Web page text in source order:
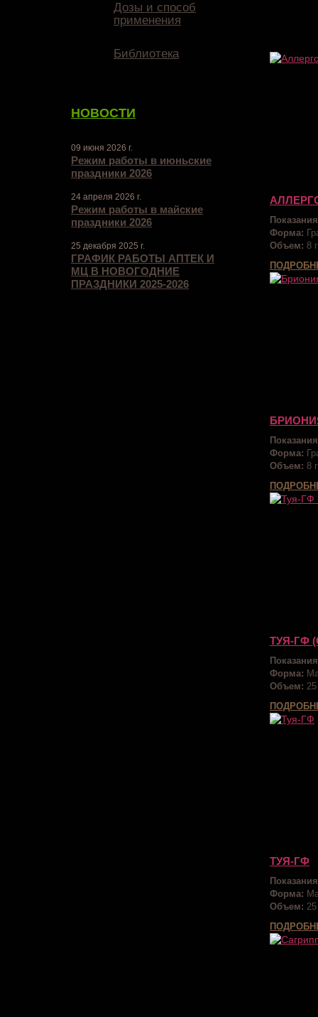
Форма:
Объем: 8 г
Форма:
Объем: 8 г
ТУЯ-ГФ
Форма:
Объем:
ТУЯ-ГФ
Форма:
Объем:
Дозы и способ
применения
Библиотека
НОВОСТИ
09 июня 2026 г.
Режим работы в июньские
праздники 2026
24 апреля 2026 г.
Режим работы в майские
праздники 2026
25 декабря 2025 г.
ГРАФИК РАБОТЫ АПТЕК И
МЦ В НОВОГОДНИЕ
ПРАЗДНИКИ 2025-2026